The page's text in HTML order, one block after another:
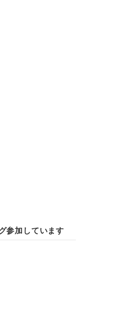
参加しています